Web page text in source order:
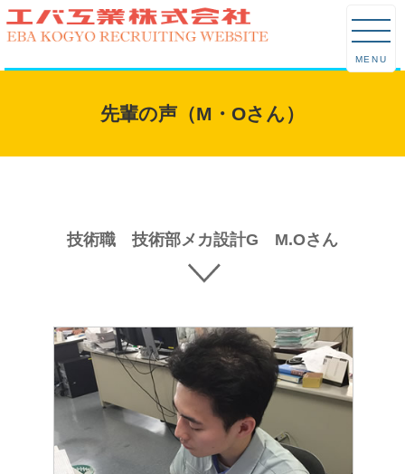
MENU
先輩の声（M・Oさん）
技術職 技術部メカ設計G M.Oさん